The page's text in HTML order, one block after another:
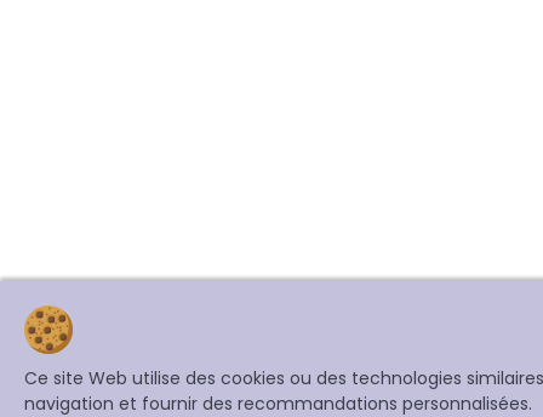
Ce site Web utilise des cookies ou des technologies
navigation et fournir des recommandations personnalisées.